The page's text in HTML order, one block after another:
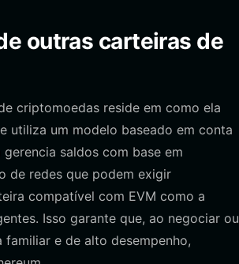
outras carteiras de
criptomoedas reside em como ela
utiliza um modelo baseado em conta
saldos com base em
de redes que podem exigir
compatível com EVM como a
Isso garante que, ao negociar ou
e de alto desempenho,